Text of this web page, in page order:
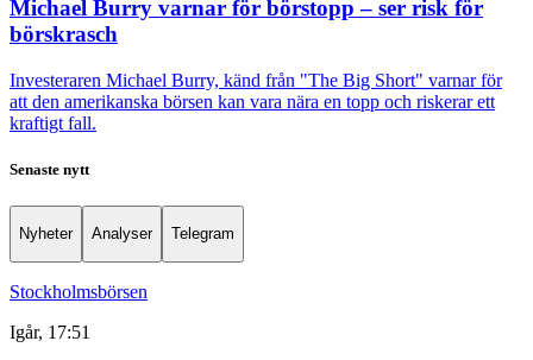
Michael Burry varnar för börstopp – ser risk för
börskrasch
Investeraren Michael Burry, känd från "The Big Short" varnar för
att den amerikanska börsen kan vara nära en topp och riskerar ett
kraftigt fall.
Senaste nytt
Nyheter Analyser Telegram
Stockholmsbörsen
Igår, 17:51